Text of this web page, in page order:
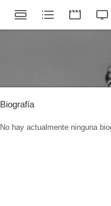
Biografía
No hay actualmente ninguna